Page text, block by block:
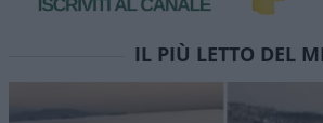
IL PIÙ LETTO DEL